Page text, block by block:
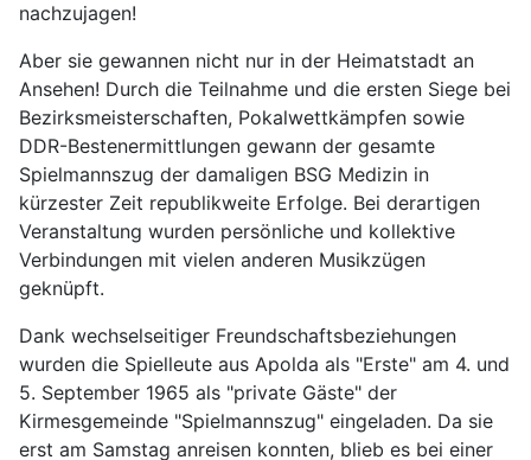
nachzujagen!
Aber sie gewannen nicht nur in der Heimatstadt an
Ansehen! Durch die Teilnahme und die ersten Siege bei
Bezirksmeisterschaften, Pokalwettkämpfen sowie
DDR-Bestenermittlungen gewann der gesamte
Spielmannszug der damaligen BSG Medizin in
kürzester Zeit republikweite Erfolge. Bei derartigen
Veranstaltung wurden persönliche und kollektive
Verbindungen mit vielen anderen Musikzügen
geknüpft.
Dank wechselseitiger Freundschaftsbeziehungen
wurden die Spielleute aus Apolda als "Erste" am 4. und
5. September 1965 als "private Gäste" der
Kirmesgemeinde "Spielmannszug" eingeladen. Da sie
erst am Samstag anreisen konnten, blieb es bei einer